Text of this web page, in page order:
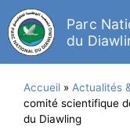
Parc
du
Accueil » Actualités
comité scientifique
du Diawling